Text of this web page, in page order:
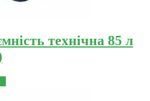
технічна 85 л